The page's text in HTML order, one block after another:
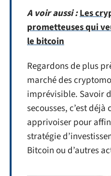
A voir aussi :Les
prometteuses qui
le bitcoin
Regardons de plus
marché des
imprévisible. Savoir
secousses, c’est
apprivoiser pour
stratégie
Bitcoin ou d’autres